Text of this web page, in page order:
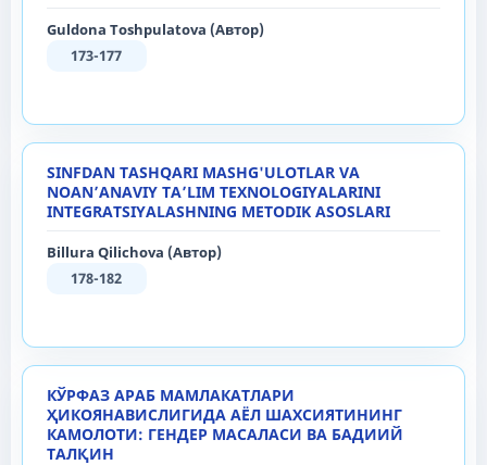
Guldona Toshpulatova (Автор)
173-177
SINFDAN TASHQARI MASHG'ULOTLAR VA
NOAN’ANAVIY TA’LIM TEXNOLOGIYALARINI
INTEGRATSIYALASHNING METODIK ASOSLARI
Billura Qilichova (Автор)
178-182
КЎРФАЗ АРАБ МАМЛАКАТЛАРИ
ҲИКОЯНАВИСЛИГИДА АЁЛ ШАХСИЯТИНИНГ
КАМОЛОТИ: ГЕНДЕР МАСАЛАСИ ВА БАДИИЙ
ТАЛҚИН